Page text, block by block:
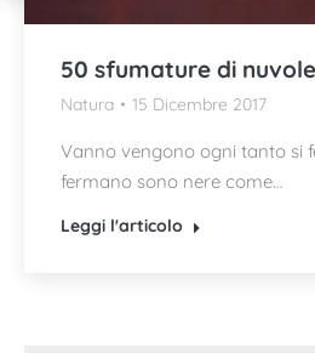
50 sfumature di nuvole
Natura 15 Dicembre 2017
Vanno vengono ogni tanto si
fermano sono nere come…
Leggi l'articolo